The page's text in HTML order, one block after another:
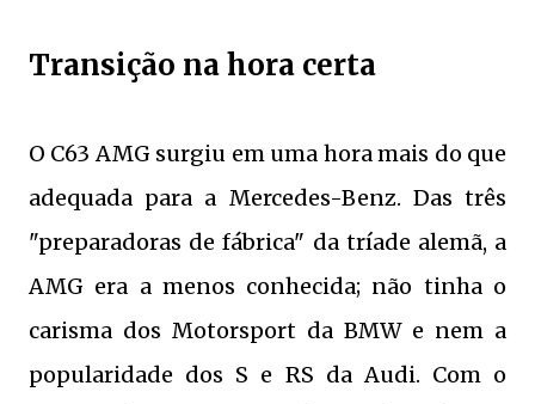
Transição na hora certa
O C63 AMG surgiu em uma hora mais do que
adequada para a Mercedes-Benz. Das três
"preparadoras de fábrica" da tríade alemã, a
AMG era a menos conhecida; não tinha o
carisma dos Motorsport da BMW e nem a
popularidade dos S e RS da Audi. Com o